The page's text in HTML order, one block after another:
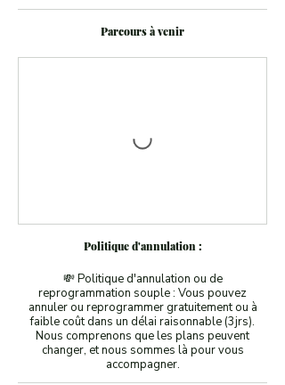
Parcours à venir
Politique d'annulation :
💸 Politique d'annulation ou de
reprogrammation souple : Vous pouvez
annuler ou reprogrammer gratuitement ou à
faible coût dans un délai raisonnable (3jrs).
Nous comprenons que les plans peuvent
changer, et nous sommes là pour vous
accompagner.